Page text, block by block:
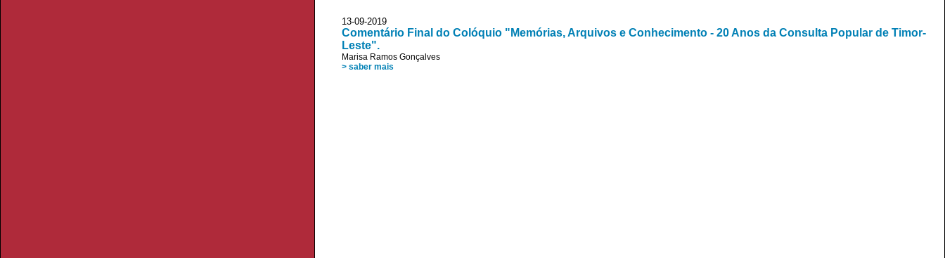
13-09-2019
Comentário Final do Colóquio "Memórias, Arquivos e Conhecimento - 20 Anos da Consulta Popular de Timor-
Leste".
Marisa Ramos Gonçalves
> saber mais